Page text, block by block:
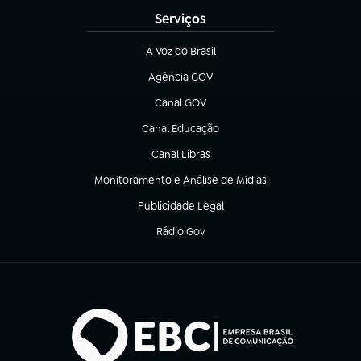
Serviços
A Voz do Brasil
(abre em nova aba)
Agência GOV
(abre em nova aba)
Canal GOV
(abre em nova aba)
Canal Educação
(abre em nova aba)
Canal Libras
(abre em nova aba)
Monitoramento e Análise de Mídias
(abre em nova aba)
Publicidade Legal
(abre em nova aba)
Rádio Gov
(abre em nova aba)